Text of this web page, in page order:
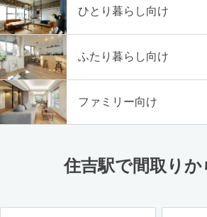
ひとり暮らし向け
ふたり暮らし向け
ファミリー向け
住吉駅で間取りか